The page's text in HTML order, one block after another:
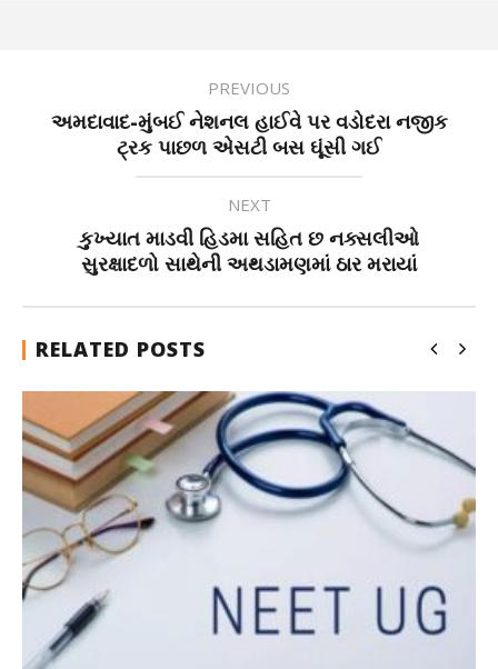
PREVIOUS
અમદાવાદ-મુંબઈ નેશનલ હાઈવે પર વડોદરા નજીક
ટ્રક પાછળ એસટી બસ ઘૂંસી ગઈ
NEXT
કુખ્યાત માડવી હિડમા સહિત છ નક્સલીઓ
સુરક્ષાદળો સાથેની અથડામણમાં ઠાર મરાયાં
RELATED POSTS